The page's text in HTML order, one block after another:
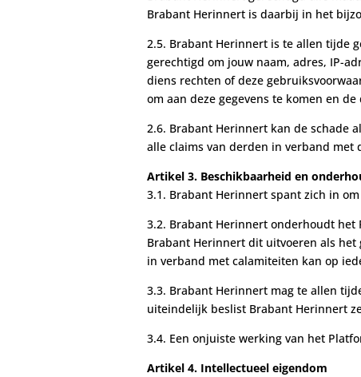
Brabant Herinnert is daarbij in het
2.5. Brabant Herinnert is te allen tijde
gerechtigd om jouw naam, adres, IP-
diens rechten of deze
om aan deze gegevens te komen en
2.6. Brabant Herinnert kan de schade
alle claims van derden in verband met
Artikel 3. Beschikbaarheid en
3.1. Brabant Herinnert spant zich in
3.2. Brabant Herinnert onderhoudt
Brabant Herinnert dit uitvoeren als
in verband met calamiteiten kan op
3.3. Brabant Herinnert mag te allen
uiteindelijk beslist Brabant Herinnert
3.4. Een onjuiste werking van het
Artikel 4. Intellectueel eigendom